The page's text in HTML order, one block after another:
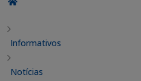
Informativos
Notícias